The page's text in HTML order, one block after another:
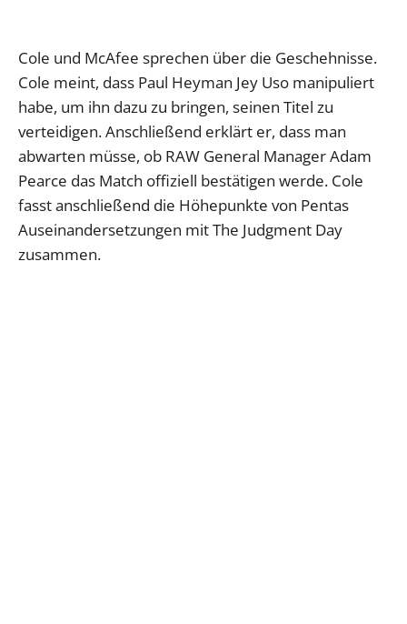
Cole und McAfee sprechen über die Geschehnisse.
Cole meint, dass Paul Heyman Jey Uso manipuliert
habe, um ihn dazu zu bringen, seinen Titel zu
verteidigen. Anschließend erklärt er, dass man
abwarten müsse, ob RAW General Manager Adam
Pearce das Match offiziell bestätigen werde. Cole
fasst anschließend die Höhepunkte von Pentas
Auseinandersetzungen mit The Judgment Day
zusammen.